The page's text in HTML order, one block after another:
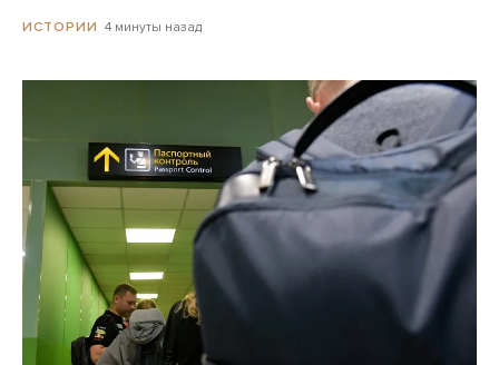
ИСТОРИИ 4 минуты назад